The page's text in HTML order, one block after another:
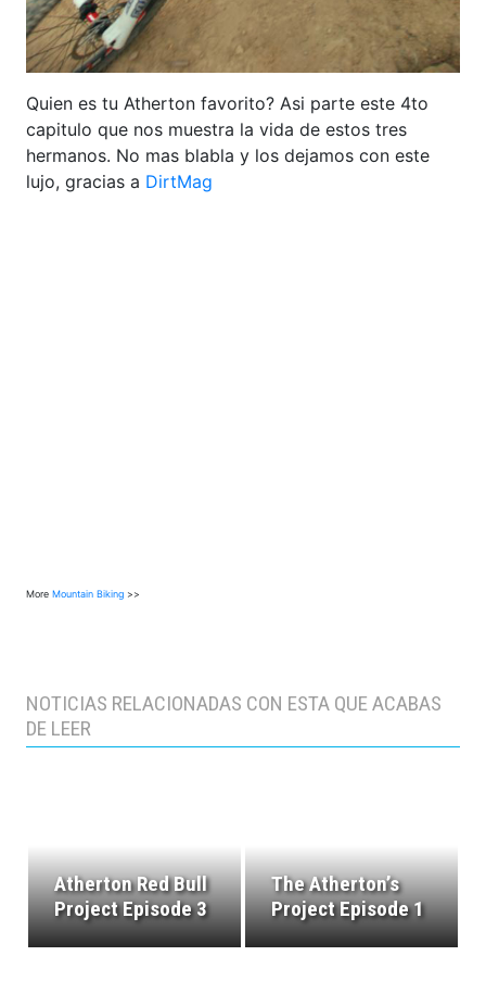
Quien es tu Atherton favorito? Asi parte este 4to
capitulo que nos muestra la vida de estos tres
hermanos. No mas blabla y los dejamos con este
lujo, gracias a DirtMag
More Mountain Biking >>
NOTICIAS RELACIONADAS CON ESTA QUE ACABAS
DE LEER
Atherton Red Bull
Project Episode 3
The Atherton’s
Project Episode 1